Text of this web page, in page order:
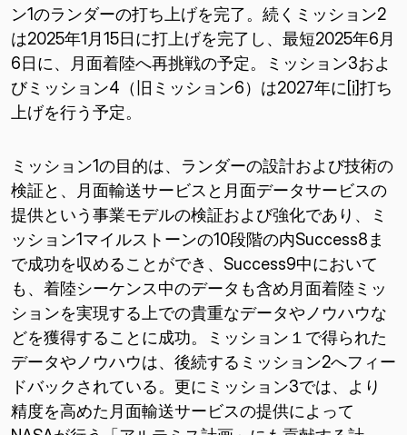
ン1のランダーの打ち上げを完了。続くミッション2
は2025年1月15日に打上げを完了し、最短2025年6月
6日に、月面着陸へ再挑戦の予定。ミッション3およ
びミッション4（旧ミッション6）は2027年に[i]打ち
上げを行う予定。
ミッション1の目的は、ランダーの設計および技術の
検証と、月面輸送サービスと月面データサービスの
提供という事業モデルの検証および強化であり、ミ
ッション1マイルストーンの10段階の内Success8ま
で成功を収めることができ、Success9中において
も、着陸シーケンス中のデータも含め月面着陸ミッ
ションを実現する上での貴重なデータやノウハウな
どを獲得することに成功。ミッション１で得られた
データやノウハウは、後続するミッション2へフィー
ドバックされている。更にミッション3では、より
精度を高めた月面輸送サービスの提供によって